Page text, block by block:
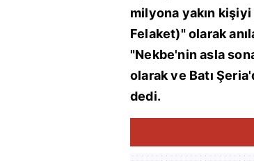
milyona yakın
Felaket)" olarak
"Nekbe'nin asla
olarak ve Batı Şeria
dedi.